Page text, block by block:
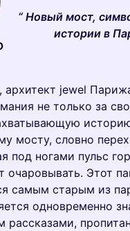
Новый мост,
истории в
jewel
не только за
мосту, словно
под ногами пульс
очаровывать. Этот
самым старым из
одновременно
рассказами,